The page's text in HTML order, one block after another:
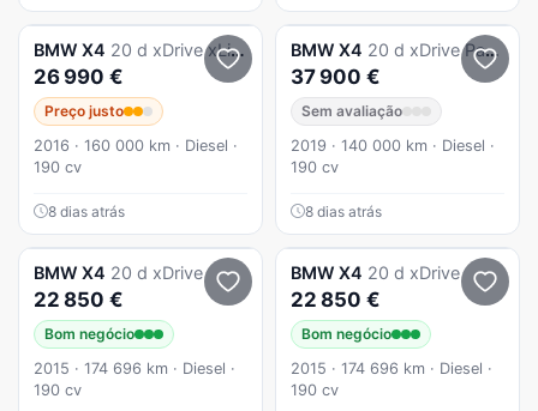
BMW X4 20 d xDrive xLine Pack M Auto
26 990 €
Preço justo
2016 · 160 000 km · Diesel ·
190 cv
8 dias atrás
BMW X4 20 d xDrive Pack M Auto
37 900 €
Sem avaliação
2019 · 140 000 km · Diesel ·
190 cv
8 dias atrás
BMW X4 20 d xDrive
22 850 €
Bom negócio
2015 · 174 696 km · Diesel ·
190 cv
BMW X4 20 d xDrive
22 850 €
Bom negócio
2015 · 174 696 km · Diesel ·
190 cv